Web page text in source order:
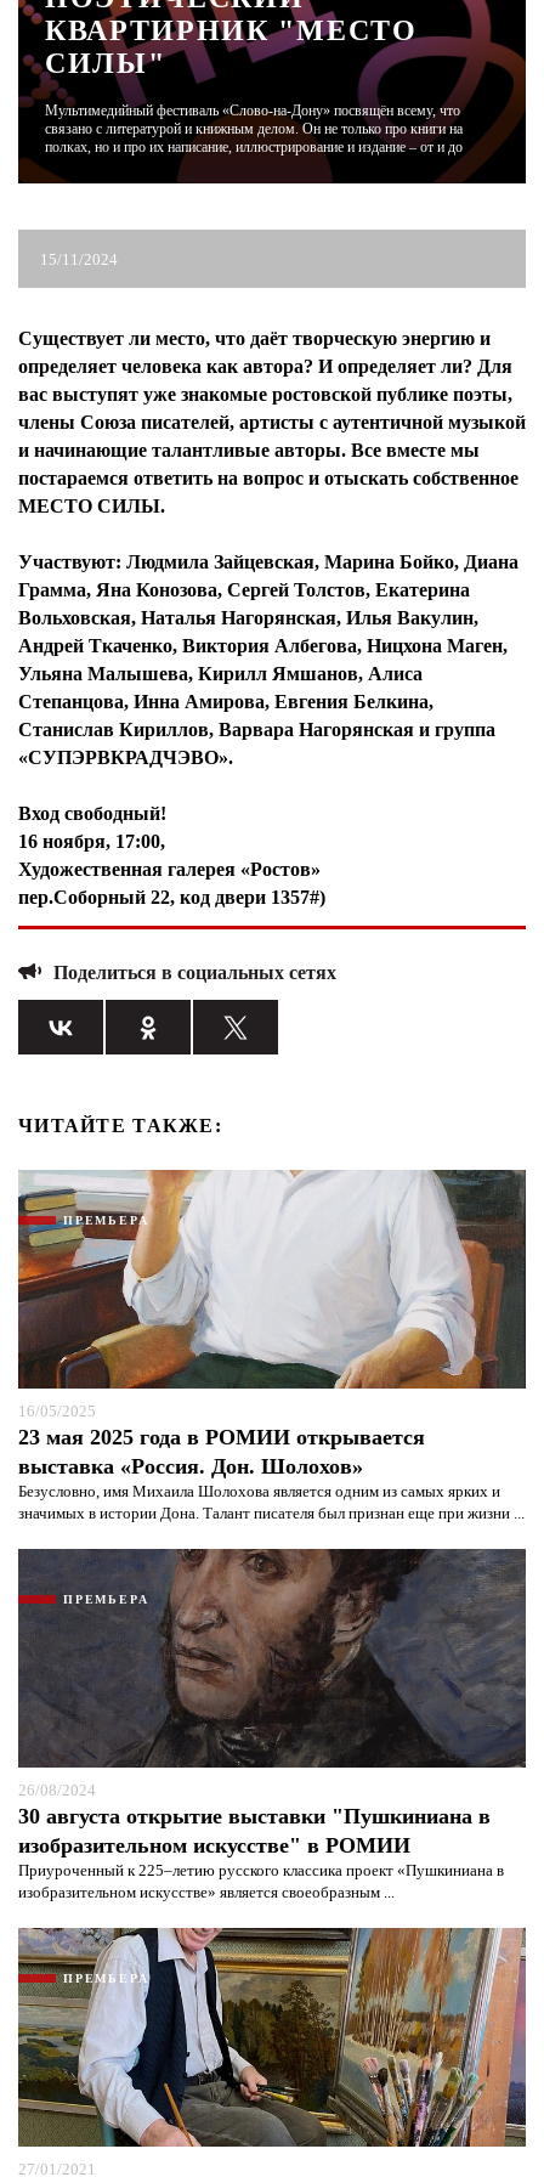
ЖУРНАЛ
КВАРТИРНИК "МЕСТО
СИЛЫ"
Мультимедийный фестиваль «Слово-на-Дону» посвящён всему, что
связано с литературой и книжным делом. Он не только про книги на
полках, но и про их написание, иллюстрирование и издание – от и до
15/11/2024
Существует ли место, что даёт творческую энергию и
определяет человека как автора? И определяет ли? Для
вас выступят уже знакомые ростовской публике поэты,
члены Союза писателей, артисты с аутентичной музыкой
и начинающие талантливые авторы. Все вместе мы
постараемся ответить на вопрос и отыскать собственное
МЕСТО СИЛЫ.
Участвуют: Людмила Зайцевская, Марина Бойко, Диана
Грамма, Яна Конозова, Сергей Толстов, Екатерина
Вольховская, Наталья Нагорянская, Илья Вакулин,
Андрей Ткаченко, Виктория Албегова, Ницхона Маген,
Ульяна Малышева, Кирилл Ямшанов, Алиса
Степанцова, Инна Амирова, Евгения Белкина,
Станислав Кириллов, Варвара Нагорянская и группа
«СУПЭРВКРАДЧЭВО».
Вход свободный!
16 ноября, 17:00,
Художественная галерея «Ростов»
пер.Соборный 22, код двери 1357#)
Поделиться в социальных сетях
ЧИТАЙТЕ ТАКЖЕ:
ПРЕМЬЕРА
16/05/2025
23 мая 2025 года в РОМИИ открывается
выставка «Россия. Дон. Шолохов»
Безусловно, имя Михаила Шолохова является одним из самых ярких и
значимых в истории Дона. Талант писателя был признан еще при жизни ...
ПРЕМЬЕРА
26/08/2024
30 августа открытие выставки "Пушкиниана в
изобразительном искусстве" в РОМИИ
Приуроченный к 225–летию русского классика проект «Пушкиниана в
изобразительном искусстве» является своеобразным ...
ПРЕМЬЕРА
27/01/2021